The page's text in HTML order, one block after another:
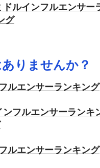
ルインフルエンサー
グ
りませんか？
エンサーランキング
フルエンサーランキ
エンサーランキング